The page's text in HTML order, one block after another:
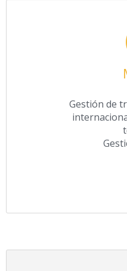
Gestión de